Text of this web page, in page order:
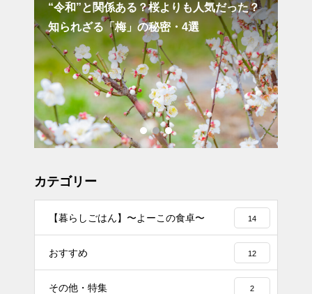
“令和”と関係ある？桜よりも人気だった？
知られざる「梅」の秘密・4選
カテゴリー
【暮らしごはん】〜よーこの食卓〜 14
おすすめ 12
その他・特集 2